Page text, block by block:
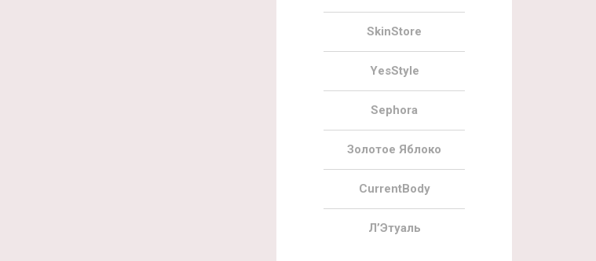
SkinStore
YesStyle
Sephora
Золотое Яблоко
CurrentBody
Л’Этуаль